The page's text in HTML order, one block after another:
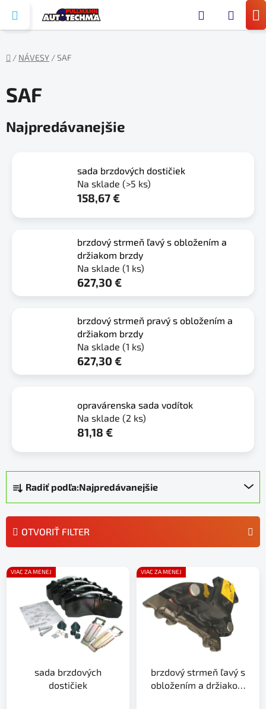
obsah
/ NÁVESY /SAF
SAF
Najpredávanejšie
sada brzdových dostičiek
Na sklade (>5 ks)
158,67 €
brzdový strmeň ľavý s obložením a
držiakom brzdy
Na sklade (1 ks)
627,30 €
brzdový strmeň pravý s obložením a
držiakom brzdy
Na sklade (1 ks)
627,30 €
opravárenska sada vodítok
Na sklade (2 ks)
81,18 €
R
a
d
e
n
e
Radiť podľa:Najpredávanejšie
OTVORIŤ FILTER
V
ý
VIAC ZA MENEJ
sada brzdových
dostičiek
VIAC ZA MENEJ
brzdový strmeň ľavý s
obložením a držiakom